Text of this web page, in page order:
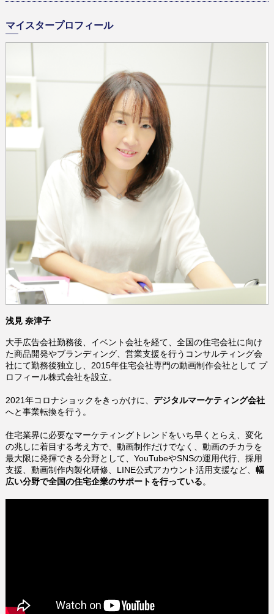
マイスタープロフィール
浅見 奈津子
大手広告会社勤務後、イベント会社を経て、全国の住宅会社に向け
た商品開発やブランディング、営業支援を行うコンサルティング会
社にて勤務後独立し、2015年住宅会社専門の動画制作会社として プ
ロフィール株式会社を設立。
2021年コロナショックをきっかけに、 デジタルマーケティング会社
へと事業転換を行う。
住宅業界に必要なマーケティングトレンドをいち早くとらえ、 変化
の兆しに着目する考え方で、 動画制作だけでなく、動画のチカラを
最大限に発揮できる分野として、YouTubeやSNSの運用代行、採用
支援、動画制作内製化研修、LINE公式アカウント活用支援など、 幅
広い分野で全国の住宅企業のサポートを行っている。